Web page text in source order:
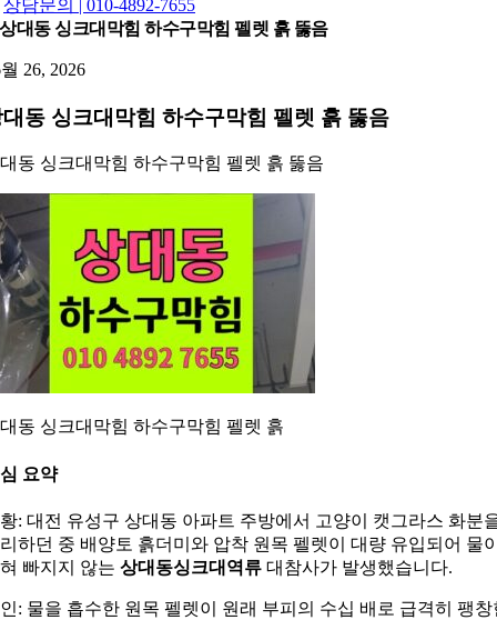
상담문의 | 010-4892-7655
상대동 싱크대막힘 하수구막힘 펠렛 흙 뚫음
26, 2026
동 싱크대막힘 하수구막힘 펠렛 흙 뚫음
동 싱크대막힘 하수구막힘 펠렛 흙 뚫음
동 싱크대막힘 하수구막힘 펠렛 흙
요약
: 대전 유성구 상대동 아파트 주방에서 고양이 캣그라스 화분
하던 중 배양토 흙더미와 압착 원목 펠렛이 대량 유입되어 물
빠지지 않는 상대동싱크대역류대참사가 발생했습니다.
: 물을 흡수한 원목 펠렛이 원래 부피의 수십 배로 급격히 팽창